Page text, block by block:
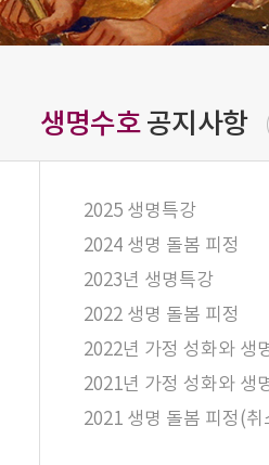
생명수호공지사항
2025 생명특강
2024 생명 돌봄 피정
2023년 생명특강
2022 생명 돌봄 피정
2021 생명 돌봄 피정(취